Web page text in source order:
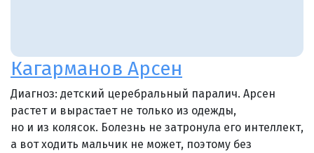
Кагарманов Арсен
Диагноз: детский церебральный паралич. Арсен
растет и вырастает не только из одежды,
но и из колясок. Болезнь не затронула его интеллект,
а вот ходить мальчик не может, поэтому без